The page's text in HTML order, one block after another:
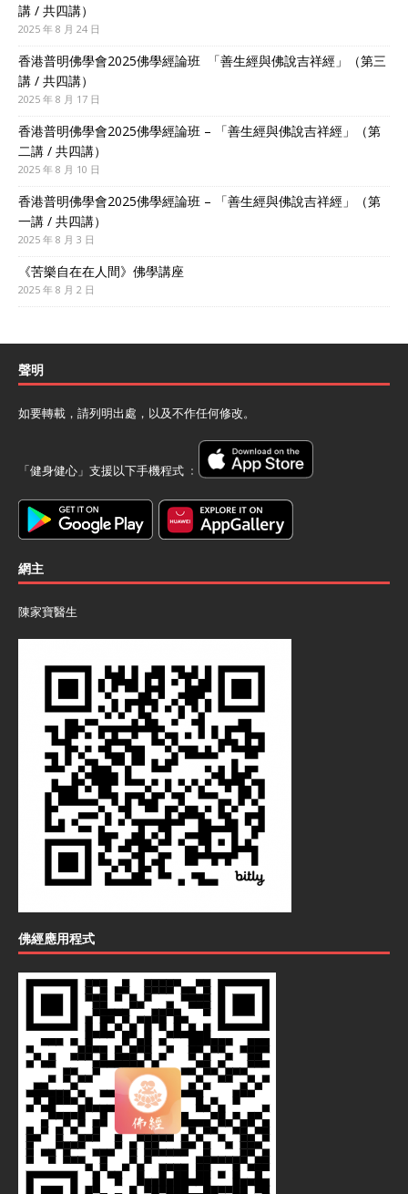
講 / 共四講）
2025 年 8 月 24 日
香港普明佛學會2025佛學經論班 「善生經與佛說吉祥經」（第三
講 / 共四講）
2025 年 8 月 17 日
香港普明佛學會2025佛學經論班 – 「善生經與佛說吉祥經」（第
二講 / 共四講）
2025 年 8 月 10 日
香港普明佛學會2025佛學經論班 – 「善生經與佛說吉祥經」（第
一講 / 共四講）
2025 年 8 月 3 日
《苦樂自在在人間》佛學講座
2025 年 8 月 2 日
聲明
如要轉載，請列明出處，以及不作任何修改。
「健身健心」支援以下手機程式 ﹕
網主
陳家寶醫生
佛經應用程式